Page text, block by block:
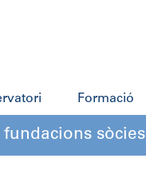
Formació
fundacions sòcies